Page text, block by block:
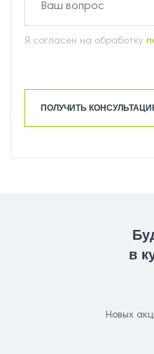
Я согласен на обработку
ПОЛУЧИТЬ
в
Новых